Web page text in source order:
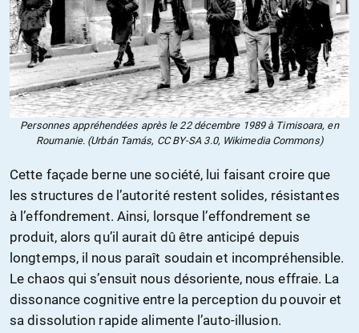
Personnes appréhendées après le 22 décembre 1989 à Timisoara, en
Roumanie. (Urbán Tamás, CC BY-SA 3.0, Wikimedia Commons)
Cette façade berne une société, lui faisant croire que
les structures de l’autorité restent solides, résistantes
à l’effondrement. Ainsi, lorsque l’effondrement se
produit, alors qu’il aurait dû être anticipé depuis
longtemps, il nous paraît soudain et incompréhensible.
Le chaos qui s’ensuit nous désoriente, nous effraie. La
dissonance cognitive entre la perception du pouvoir et
sa dissolution rapide alimente l’auto-illusion.